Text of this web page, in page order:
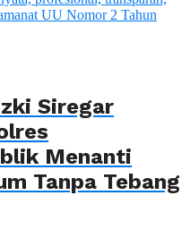
Siregar
Menanti
Tanpa Tebang